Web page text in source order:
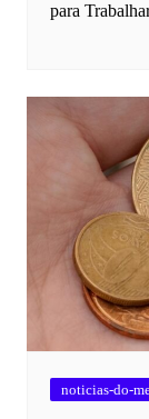
para
noticias-do-